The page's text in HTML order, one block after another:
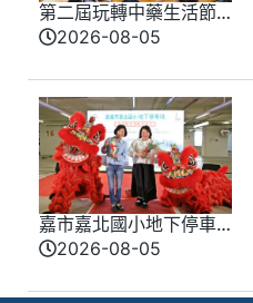
第二屆玩轉中藥生活節
將8/29登場 邀您走進
2026-08-05
嘉市嘉北國小地下停車
場啟用 智慧車位守護通
2026-08-05